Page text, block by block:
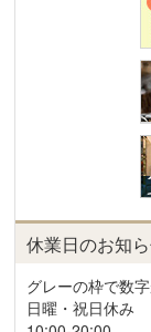
休業日のお知
グレーの枠で数
日曜・祝日休み